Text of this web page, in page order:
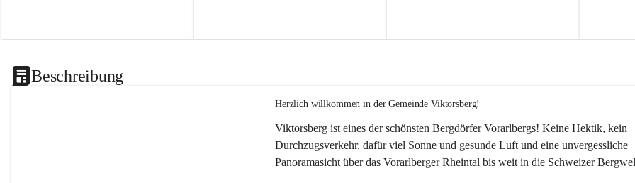
Beschreibung
Herzlich willkommen in der Gemeinde Viktorsberg!
Viktorsberg ist eines der schönsten Bergdörfer Vorarlbergs! Keine Hektik, kein
Durchzugsverkehr, dafür viel Sonne und gesunde Luft und eine unvergessliche
Panoramasicht über das Vorarlberger Rheintal bis weit in die Schweizer